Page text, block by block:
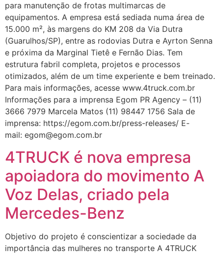
para manutenção de frotas multimarcas de
equipamentos. A empresa está sediada numa área de
15.000 m², às margens do KM 208 da Via Dutra
(Guarulhos/SP), entre as rodovias Dutra e Ayrton Senna
e próxima da Marginal Tietê e Fernão Dias. Tem
estrutura fabril completa, projetos e processos
otimizados, além de um time experiente e bem treinado.
Para mais informações, acesse www.4truck.com.br
Informações para a imprensa Egom PR Agency – (11)
3666 7979 Marcela Matos (11) 98447 1756 Sala de
imprensa: https://egom.com.br/press-releases/ E-
mail: egom@egom.com.br
4TRUCK é nova empresa
apoiadora do movimento A
Voz Delas, criado pela
Mercedes-Benz
Objetivo do projeto é conscientizar a sociedade da
importância das mulheres no transporte A 4TRUCK